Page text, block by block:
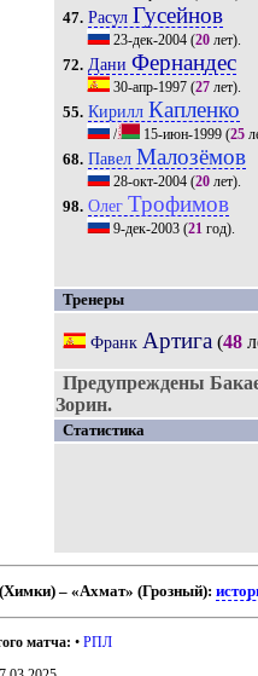
47. Расул Гусейнов
23-дек-2004 (20 лет).
72. ДаниФернандес
30-апр-1997 (27 лет).
55. Кирилл Капленко
/ 15-июн-1999 (25
68. Павел Малозёмов
28-окт-2004 (20 лет).
98. ОлегТрофимов
9-дек-2003 (21 год).
Тренеры
Франк Артига (48
Предупреждены
Зорин.
Статистика
– «Ахмат» (Грозный):
матча: •РПЛ